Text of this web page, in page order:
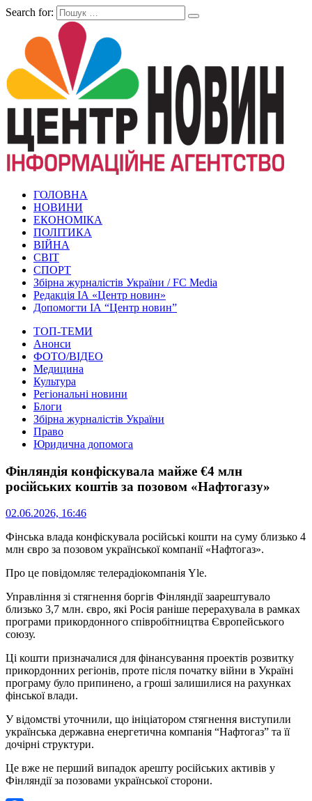
Search for:
ГОЛОВНА
НОВИНИ
ЕКОНОМІКА
ПОЛІТИКА
ВІЙНА
СВІТ
СПОРТ
Збірна журналістів України / FC Media
Редакція ІА «Центр новин»
Допомогти ІА “Центр новин”
ТОП-ТЕМИ
Анонси
ФОТО/ВІДЕО
Медицина
Культура
Регіональні новини
Блоги
Збірна журналістів України
Право
Юридична допомога
Фінляндія конфіскувала майже €4 млн
російських коштів за позовом «Нафтогазу»
02.06.2026, 16:46
Фінська влада конфіскувала російські кошти на суму близько 4
млн євро за позовом української компанії «Нафтогаз».
Про це повідомляє телерадіокомпанія Yle.
Управління зі стягнення боргів Фінляндії заарештувало
близько 3,7 млн. євро, які Росія раніше перерахувала в рамках
програми прикордонного співробітництва Європейського
союзу.
Ці кошти призначалися для фінансування проектів розвитку
прикордонних регіонів, проте після початку війни в Україні
програму було припинено, а гроші залишилися на рахунках
фінської влади.
У відомстві уточнили, що ініціатором стягнення виступили
українська державна енергетична компанія “Нафтогаз” та її
дочірні структури.
Це вже не перший випадок арешту російських активів у
Фінляндії за позовами української сторони.